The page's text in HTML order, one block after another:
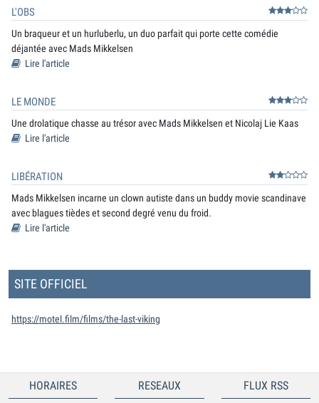
L'OBS
Un braqueur et un hurluberlu, un duo parfait qui porte cette comédie
déjantée avec Mads Mikkelsen
Lire l'article
LE MONDE
Une drolatique chasse au trésor avec Mads Mikkelsen et Nicolaj Lie Kaas
Lire l'article
LIBÉRATION
Mads Mikkelsen incarne un clown autiste dans un buddy movie scandinave
avec blagues tièdes et second degré venu du froid.
Lire l'article
SITE OFFICIEL
https://motel.film/films/the-last-viking
HORAIRES RESEAUX FLUX RSS